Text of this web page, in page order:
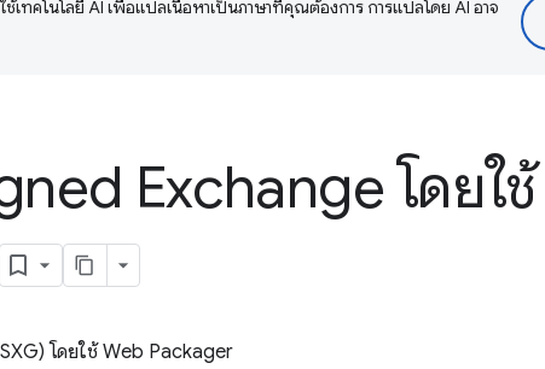
ช้เทคโนโลยี AI เพื่อแปลเนื้อหาเป็นภาษาที่คุณต้องการ การแปลโดย AI อาจ
Exchange โดยใ
โดยใช้ Web Packager